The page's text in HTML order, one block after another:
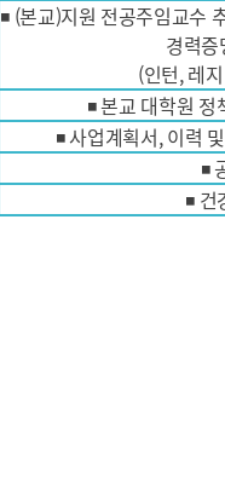
◾ (본교)지원 전공주임교수
경력
(인턴, 레
◾ 본교 대학원
◾ 사업계획서, 이력
◾
◾